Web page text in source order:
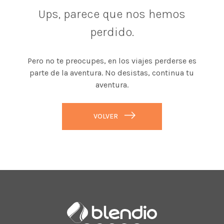
Ups, parece que nos hemos
perdido.
Pero no te preocupes, en los viajes perderse es
parte de la aventura. No desistas, continua tu
aventura.
VOLVER